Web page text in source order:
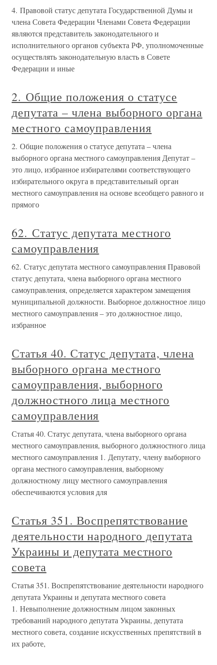
4. Правовой статус депутата Государственной Думы и
члена Совета Федерации Членами Совета Федерации
являются представитель законодательного и
исполнительного органов субъекта РФ, уполномоченные
осуществлять законодательную власть в Совете
Федерации и иные
2. Общие положения о статусе
депутата – члена выборного органа
местного самоуправления
2. Общие положения о статусе депутата – члена
выборного органа местного самоуправления Депутат –
это лицо, избранное избирателями соответствующего
избирательного округа в представительный орган
местного самоуправления на основе всеобщего равного и
прямого
62. Статус депутата местного
самоуправления
62. Статус депутата местного самоуправления Правовой
статус депутата, члена выборного органа местного
самоуправления, определяется характером замещения
муниципальной должности. Выборное должностное лицо
местного самоуправления – это должностное лицо,
избранное
Статья 40. Статус депутата, члена
выборного органа местного
самоуправления, выборного
должностного лица местного
самоуправления
Статья 40. Статус депутата, члена выборного органа
местного самоуправления, выборного должностного лица
местного самоуправления 1. Депутату, члену выборного
органа местного самоуправления, выборному
должностному лицу местного самоуправления
обеспечиваются условия для
Статья 351. Воспрепятствование
деятельности народного депутата
Украины и депутата местного
совета
Статья 351. Воспрепятствование деятельности народного
депутата Украины и депутата местного совета
1. Невыполнение должностным лицом законных
требований народного депутата Украины, депутата
местного совета, создание искусственных препятствий в
их работе,